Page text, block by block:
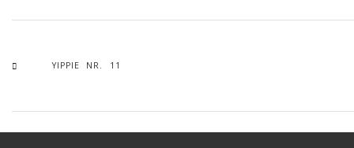
YIPPIE NR. 11